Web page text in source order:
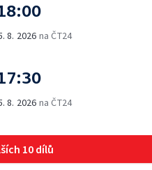
8. 2026 na ČT24
8. 2026 na ČT24
10 dílů